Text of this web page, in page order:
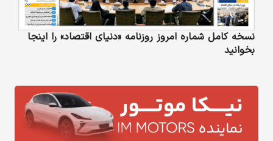
نسخه کامل شماره امروز روزنامه «دنیای‌ اقتصاد» را اینجا
بخوانید